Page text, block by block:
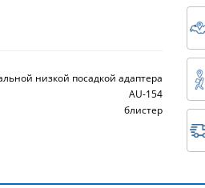
низкой посадкой адаптера
AU-154
блистер